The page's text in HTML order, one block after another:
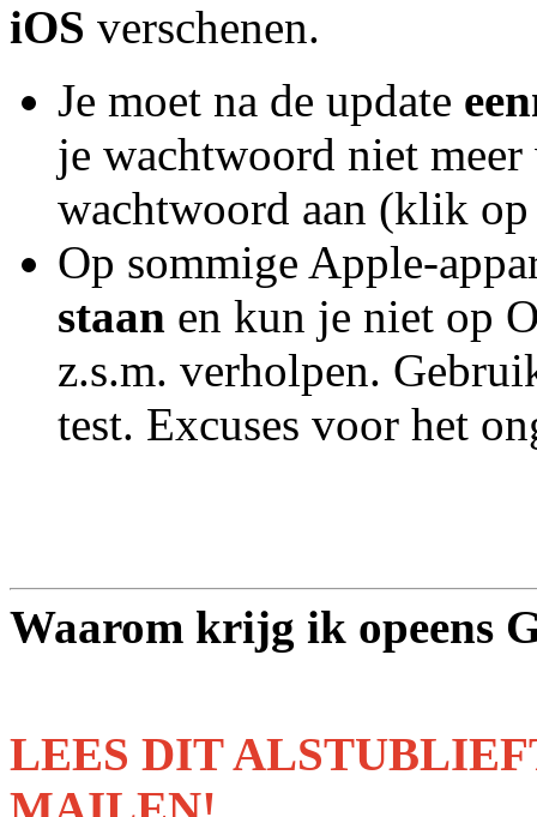
iOS verschenen.
Je moet na de update
je wachtwoord niet
wachtwoord aan (klik
Op sommige Apple-
staan en kun je niet op
z.s.m. verholpen.
test. Excuses voor het
Waarom krijg ik opeens
LEES DIT